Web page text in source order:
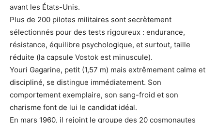
avant les États-Unis.
Plus de 200 pilotes militaires sont secrètement
sélectionnés pour des tests rigoureux : endurance,
résistance, équilibre psychologique, et surtout, taille
réduite (la capsule Vostok est minuscule).
Youri Gagarine, petit (1,57 m) mais extrêmement calme et
discipliné, se distingue immédiatement. Son
comportement exemplaire, son sang-froid et son
charisme font de lui le candidat idéal.
En mars 1960, il rejoint le groupe des 20 cosmonautes